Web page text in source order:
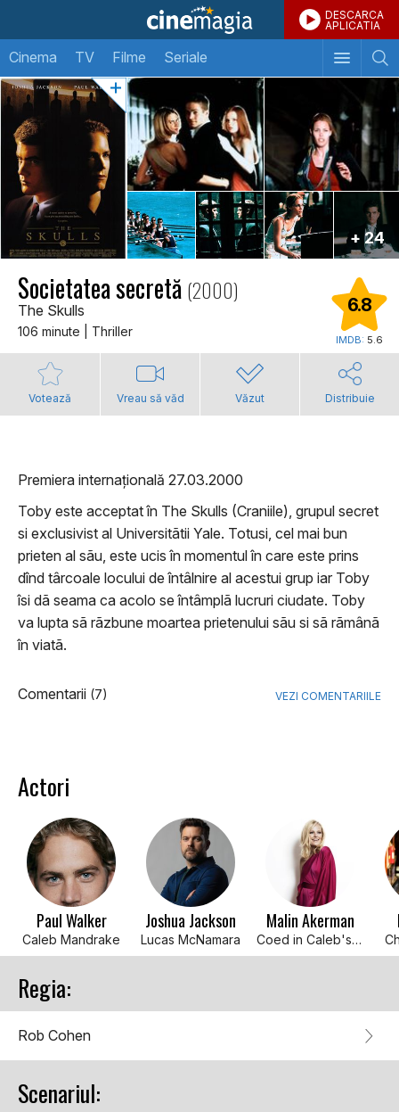
DESCARCA
APLICATIA
Cinema TV Filme Seriale
+ 24
Societatea secretă (2000)
The Skulls
106 minute | Thriller
6.8
IMDB: 5.6
Votează Vreau să văd Văzut Distribuie
Premiera internațională 27.03.2000
Toby este acceptat în The Skulls (Craniile), grupul secret
si exclusivist al Universitãtii Yale. Totusi, cel mai bun
prieten al sãu, este ucis în momentul în care este prins
dînd târcoale locului de întâlnire al acestui grup iar Toby
îsi dã seama ca acolo se întâmplã lucruri ciudate. Toby
va lupta sã rãzbune moartea prietenului sãu si sã rãmânã
în viatã.
Comentarii (7) VEZI COMENTARIILE
Actori
Paul Walker
Caleb Mandrake
Joshua Jackson
Lucas McNamara
Malin Akerman
Coed in Caleb's Apartment
Regia:
Rob Cohen
Scenariul: